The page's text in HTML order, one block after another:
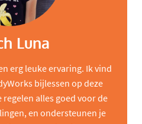
Luna
erg leuke ervaring. Ik vind
bijlessen op deze
alles goed voor de
en ondersteunen je